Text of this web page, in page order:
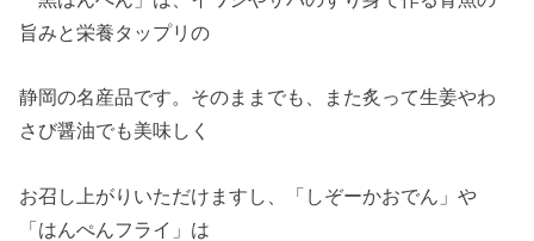
旨みと栄養タップリの
静岡の名産品です。そのままでも、また炙って生姜やわ
さび醤油でも美味しく
お召し上がりいただけますし、「しぞーかおでん」や
「はんぺんフライ」は